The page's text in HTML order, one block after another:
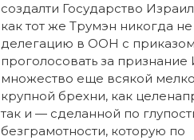
создалти Государство
как тот же Трумэн никогда
делегацию в ООН с
проголосовать за
множество еще всякой
крупной брехни, как
так и — сделанной по
безграмотности, которую по